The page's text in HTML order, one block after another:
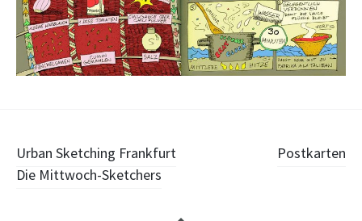
Beitragsnavigation
Urban Sketching Frankfurt
Die Mittwoch-Sketchers
Postkarten